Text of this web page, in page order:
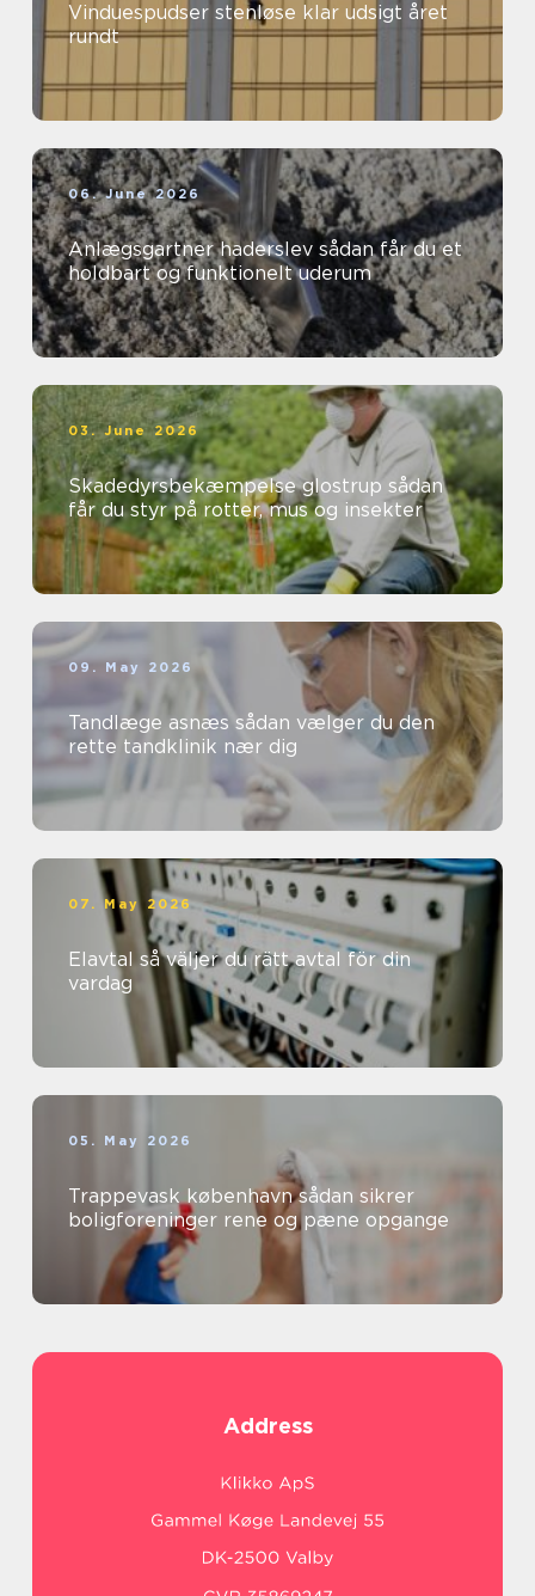
Vinduespudser stenløse klar udsigt året
rundt
06. June 2026
Anlægsgartner haderslev sådan får du et
holdbart og funktionelt uderum
03. June 2026
Skadedyrsbekæmpelse glostrup sådan
får du styr på rotter, mus og insekter
09. May 2026
Tandlæge asnæs sådan vælger du den
rette tandklinik nær dig
07. May 2026
Elavtal så väljer du rätt avtal för din
vardag
05. May 2026
Trappevask københavn sådan sikrer
boligforeninger rene og pæne opgange
Address